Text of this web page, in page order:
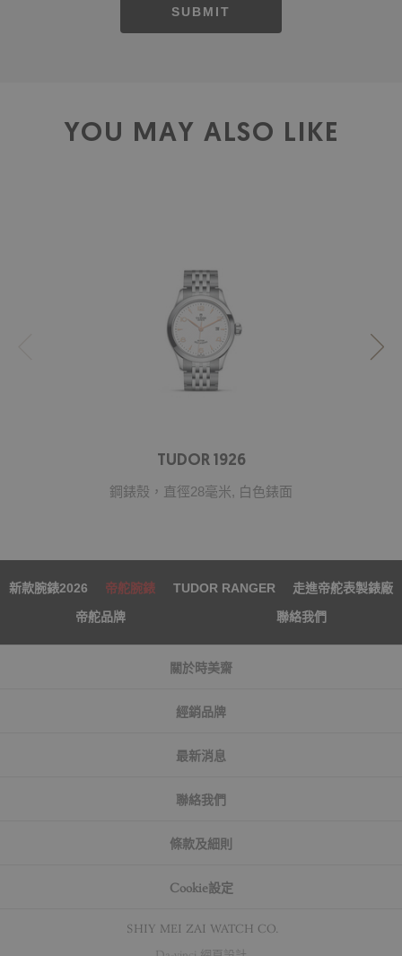
SUBMIT
YOU MAY ALSO LIKE
TUDOR 1926
鋼錶殼，直徑28毫米, 白色錶面
新款腕錶2026 帝舵腕錶 TUDOR RANGER
走進帝舵表製錶廠
帝舵品牌
聯絡我們
關於時美齋
經銷品牌
最新消息
聯絡我們
條款及細則
Cookie設定
© SHIY MEI ZAI WATCH CO.